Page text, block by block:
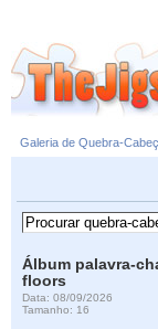
Galeria de Quebra-
Álbum palavra-
floors
Data: 08/09/2026
Tamanho: 16